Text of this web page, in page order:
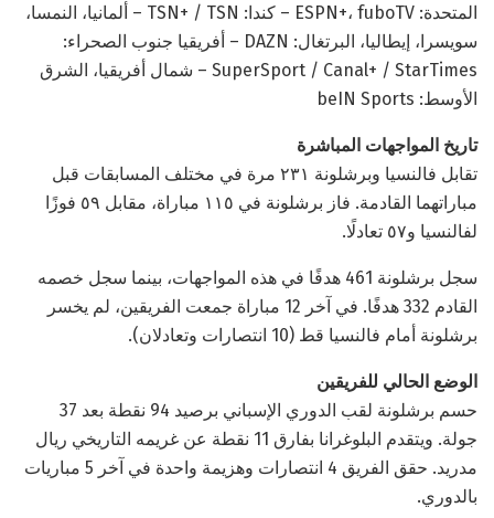
المتحدة: ESPN+، fuboTV – كندا: TSN+ / TSN – ألمانيا، النمسا،
سويسرا، إيطاليا، البرتغال: DAZN – أفريقيا جنوب الصحراء:
SuperSport / Canal+ / StarTimes – شمال أفريقيا، الشرق
الأوسط: beIN Sports
تاريخ المواجهات المباشرة
تقابل فالنسيا وبرشلونة ٢٣١ مرة في مختلف المسابقات قبل
مباراتهما القادمة. فاز برشلونة في ١١٥ مباراة، مقابل ٥٩ فوزًا
لفالنسيا و٥٧ تعادلًا.
سجل برشلونة 461 هدفًا في هذه المواجهات، بينما سجل خصمه
القادم 332 هدفًا. في آخر 12 مباراة جمعت الفريقين، لم يخسر
برشلونة أمام فالنسيا قط (10 انتصارات وتعادلان).
الوضع الحالي للفريقين
حسم برشلونة لقب الدوري الإسباني برصيد 94 نقطة بعد 37
جولة. ويتقدم البلوغرانا بفارق 11 نقطة عن غريمه التاريخي ريال
مدريد. حقق الفريق 4 انتصارات وهزيمة واحدة في آخر 5 مباريات
بالدوري.